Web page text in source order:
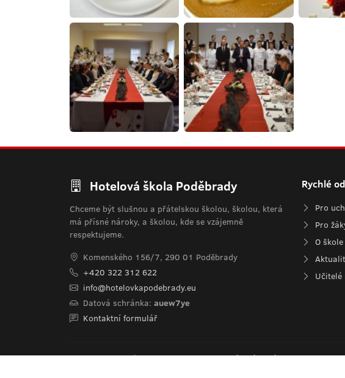
Hotelová škola Poděbrady
Chceme být slušnou a přátelskou školou, školou, která
má přísné nároky, a školou, kde se vzájemně
respektujeme.
Komenského 156/7, 290 01 Poděbrady
+420 322 312 622
info@hotelovkapodebrady.eu
Datová schránka: auew7ye
Kontaktní formulář
Rychlé
Pro
Pro
O škole
Učitelé
© 2026 Hotelová škola Poděbrady·Prohlášení o přístupnosti